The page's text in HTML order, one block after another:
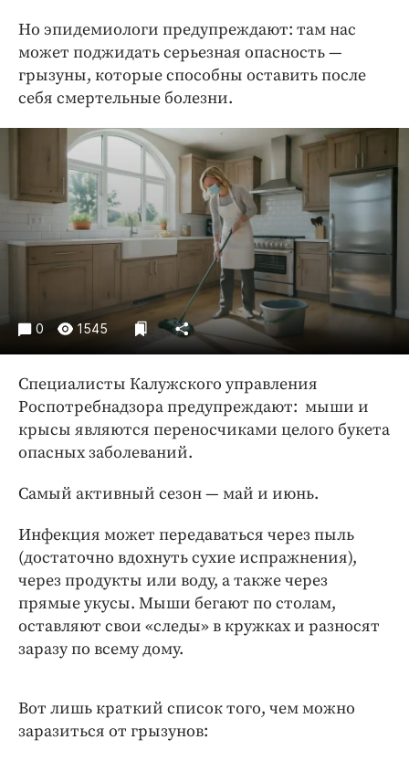
Благоустройство
Криминал
Культура
Недвижимость и ЖКХ
Образование
Общество
Погода
Праздники
Происшествия
Экономика и бизнес
ПРОЕКТЫ
Блоги
Издания
Медиаперсона
Клиника года
Бренд года
Работодатель года
Но эпидемиологи предупреждают: там нас
может поджидать серьезная опасность —
грызуны, которые способны оставить после
себя смертельные болезни.
0 1545
Специалисты Калужского управления
Роспотребнадзора предупреждают: мыши и
крысы являются переносчиками целого букета
опасных заболеваний.
Самый активный сезон — май и июнь.
Инфекция может передаваться через пыль
(достаточно вдохнуть сухие испражнения),
через продукты или воду, а также через
прямые укусы. Мыши бегают по столам,
оставляют свои «следы» в кружках и разносят
заразу по всему дому.
Вот лишь краткий список того, чем можно
заразиться от грызунов: